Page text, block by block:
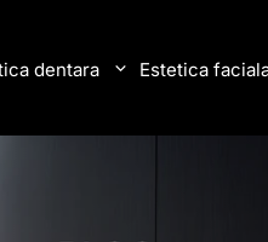
dentara Estetica